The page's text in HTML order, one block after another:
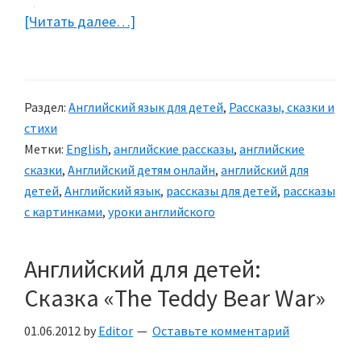
[Читать далее…]
рассказы
детей
Раздел: Английский язык для детей, Рассказы, сказки и
стихи
Метки: English, английские рассказы, английские
сказки, Английский детям онлайн, английский для
детей, Английский язык, рассказы для детей, рассказы
с картинками, уроки английского
Английский для детей:
Сказка «The Teddy Bear War»
01.06.2012 by Editor Оставьте комментарий